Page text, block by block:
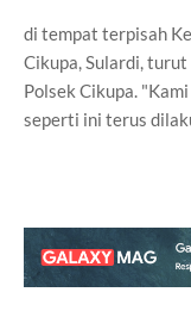
di tempat terpisah
Cikupa, Sulardi,
Polsek Cikupa.
seperti ini terus